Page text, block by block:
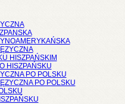
HISZPAŃSKIM
HISZPAŃSKU
PO POLSKU
PO POLSKU